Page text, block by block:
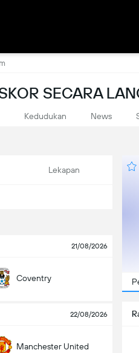
SECARA
Kedudukan News
Lekapan
21/08/2026
Coventry
22/08/2026
Manchester United